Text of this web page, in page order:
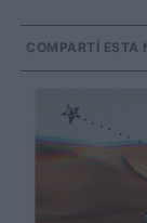
COMPARTÍ ESTA